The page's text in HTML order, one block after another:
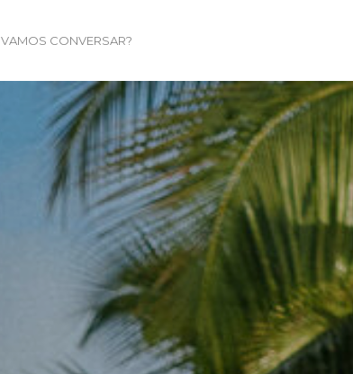
VAMOS CONVERSAR?